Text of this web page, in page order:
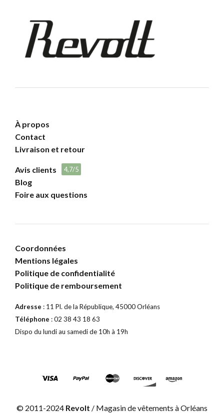
À propos
Contact
Livraison et retour
Avis clients 4,7/5
Blog
Foire aux questions
Coordonnées
Mentions légales
Politique de confidentialité
Politique de remboursement
Adresse : 11 Pl. de la République, 45000 Orléans
Téléphone : 02 38 43 18 63
Dispo du lundi au samedi de 10h à 19h
© 2011-2024 Revolt / Magasin de vêtements à Orléans